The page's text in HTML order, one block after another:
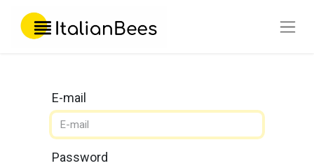
E-mail
Password